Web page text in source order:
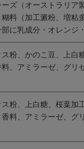
ズ（オーストラリ
料（加工澱粉、増
に乳成分・オレンジ
粉、かのこ豆、上
、アミラーゼ、グ
粉、上白糖、桜葉加
料、アミラーゼ、